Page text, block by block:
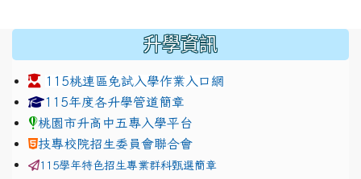
升學資訊
115桃連區免試入學作業入口網
link to https://www.jhjhs.tyc.edu.tw/modules/
115年度各升學管道簡章
桃園市升高中五專入學平台
技專校院招生委員會聯合會
115學年特色招生專業群科甄選簡章